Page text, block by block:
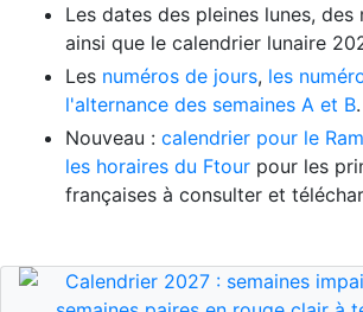
Les dates des pleines lunes, des
ainsi que le calendrier lunaire
Les numéros de jours, les
l'alternance des semaines A et B.
Nouveau : calendrier pour le
les horaires du Ftour pour les
françaises à consulter et